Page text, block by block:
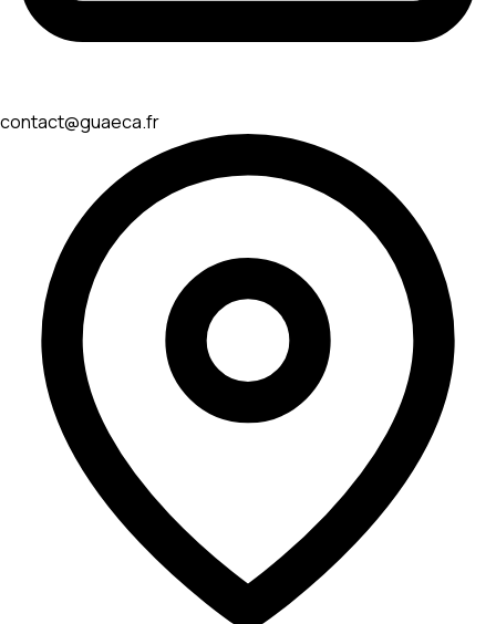
contact@guaeca.fr